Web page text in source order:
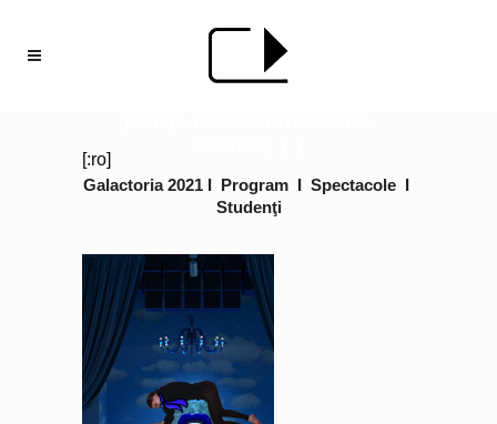
[:ro]
Galactoria 2021 I Program I Spectacole I
Studenţi